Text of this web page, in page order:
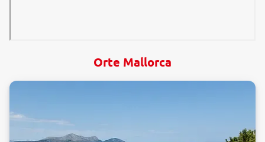
Orte Mallorca